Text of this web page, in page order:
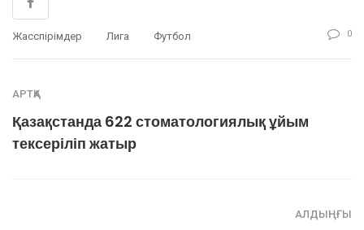
Жасөспірімдер Лига Футбол 0
АРТҚА
Қазақстанда 622 стоматологиялық ұйым
тексеріліп жатыр
АЛДЫҢҒЫ